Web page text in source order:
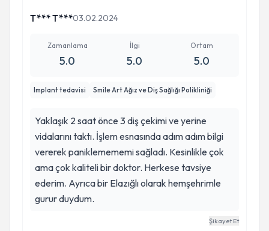
T*** T***03.02.2024
Zamanlama
5.0
İlgi
5.0
Ortam
5.0
Implant tedavisi Smile Art Ağız ve Diş Sağlığı Polikliniği
Yaklaşık 2 saat önce 3 diş çekimi ve yerine
vidalarını taktı. İşlem esnasında adım adım bilgi
vererek paniklemememi sağladı. Kesinlikle çok
ama çok kaliteli bir doktor. Herkese tavsiye
ederim. Ayrıca bir Elazığlı olarak hemşehrimle
gurur duydum.
Şikayet Et